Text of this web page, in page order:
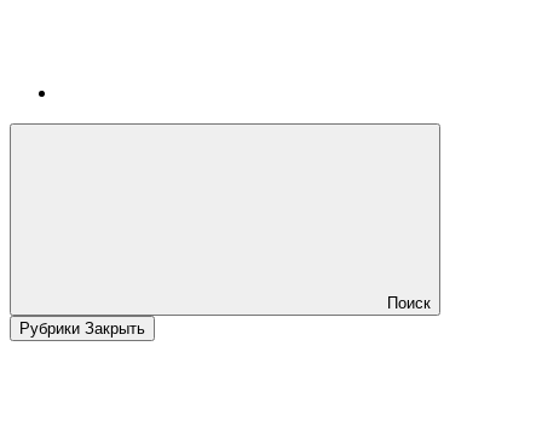
Поиск
Рубрики Закрыть